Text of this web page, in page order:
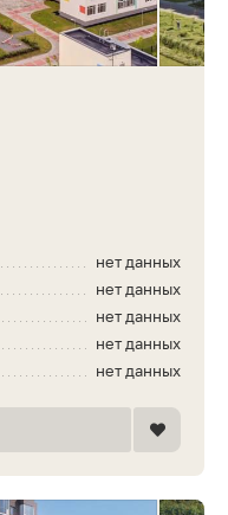
нет данных
нет данных
нет данных
нет данных
нет данных